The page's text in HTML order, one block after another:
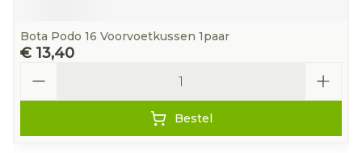
Bota Podo 16 Voorvoetkussen 1paar
€ 13,40
Bestel